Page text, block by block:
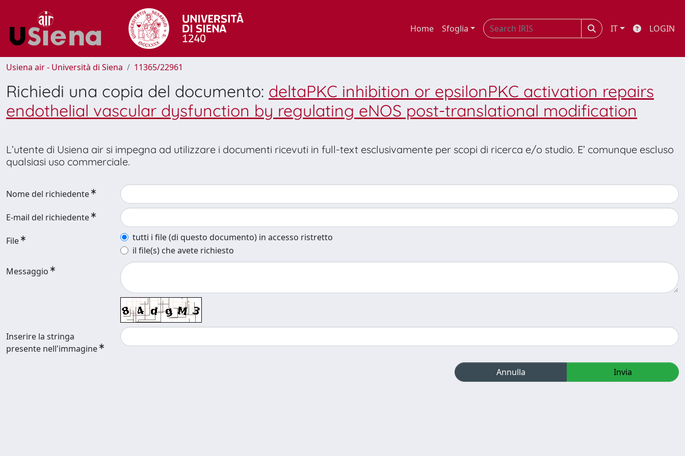
Home Sfoglia IT LOGIN
Usiena air - Università di Siena 11365/22961
Richiedi una copia del documento: deltaPKC inhibition or epsilonPKC activation repairs
endothelial vascular dysfunction by regulating eNOS post-translational modification
L’utente di Usiena air si impegna ad utilizzare i documenti ricevuti in full-text esclusivamente per scopi di ricerca e/o studio. E’ comunque escluso
qualsiasi uso commerciale.
Nome del richiedente
E-mail del richiedente
File
tutti i file (di questo documento) in accesso ristretto
il file(s) che avete richiesto
Messaggio
Inserire la stringa
presente nell'immagine
Annulla Invia